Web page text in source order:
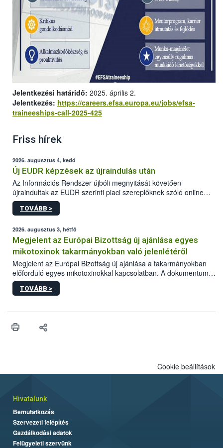
Jelentkezési határidő: 2025. április 2.
Jelentkezés: https://careers.efsa.europa.eu/jobs/efsa-
traineeships-call-2025-425
Friss hírek
2026. augusztus 4, kedd
Új EUDR képzések az újraindulás után
Az Információs Rendszer újbóli megnyitását követően
újraindultak az EUDR szerinti piaci szereplőknek szóló online
képzések.
TOVÁBB >
2026. augusztus 3, hétfő
Megjelent az Európai Bizottság új ajánlása egyes
mikotoxinok takarmányokban való jelenlétéről
Megjelent az Európai Bizottság új ajánlása a takarmányokban
előforduló egyes mikotoxinokkal kapcsolatban. A dokumentum
2027-től új irányértékek alkalmazását írja elő, és a jelenleg
hatályos uniós ajánlások helyébe lép.
TOVÁBB >
Cookie beállítások
Hivatalunk
Bemutatkozás
Szervezeti felépítés
Gazdálkodási adatok
Felügyeleti szervünk